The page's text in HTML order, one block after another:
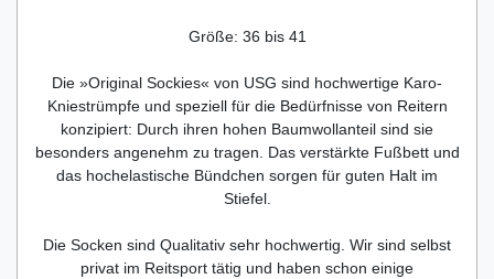
Größe: 36 bis 41
Die »Original Sockies« von USG sind hochwertige Karo-
Kniestrümpfe und speziell für die Bedürfnisse von Reitern
konzipiert: Durch ihren hohen Baumwollanteil sind sie
besonders angenehm zu tragen. Das verstärkte Fußbett und
das hochelastische Bündchen sorgen für guten Halt im
Stiefel.
Die Socken sind Qualitativ sehr hochwertig. Wir sind selbst
privat im Reitsport tätig und haben schon einige